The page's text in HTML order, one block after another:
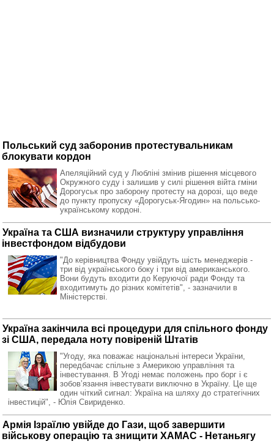
Польський суд заборонив протестувальникам
блокувати кордон
Апеляційний суд у Любліні змінив рішення місцевого
Окружного суду і залишив у силі рішення війта гміни
Дорогуськ про заборону протесту на дорозі, що веде
до пункту пропуску «Дорогуськ-Ягодин» на польсько-
українському кордоні.
Україна та США визначили структуру управління
інвестфондом відбудови
"До керівництва Фонду увійдуть шість менеджерів -
три від українського боку і три від американського.
Вони будуть входити до Керуючої ради Фонду та
входитимуть до різних комітетів", - зазначили в
Міністерстві.
Україна закінчила всі процедури для спільного фонду
зі США, передала ноту повіреній Штатів
"Угоду, яка поважає національні інтереси України,
передбачає спільне з Америкою управління та
інвестування. В Угоді немає положень про борг і є
зобовʼязання інвестувати виключно в Україну. Це ще
один чіткий сигнал: Україна на шляху до стратегічних
інвестицій", - Юлія Свириденко.
Армія Ізраїлю увійде до Гази, щоб завершити
військову операцію та знищити ХАМАС - Нетаньягу